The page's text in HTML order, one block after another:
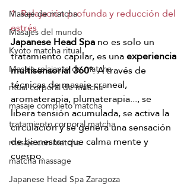
Masaje de matcha
Masajes del mundo
Kyoto matcha ritual
Masaje relajante de matcha
ritual corporal de matcha
masaje completo matcha
tratamiento corporal matcha
masaje con matcha
matcha massage
Japanese Head Spa Zaragoza
1. Relajación profunda y reducción del
estrés
Japanese Head Spa no es solo un
tratamiento capilar, es una experiencia
multisensorial360º. A través de
técnicas de masaje craneal,
aromaterapia, plumaterapia..., se
libera tensión acumulada, se activa la
circulación y se genera una sensación
de bienestar que calma mente y
cuerpo.